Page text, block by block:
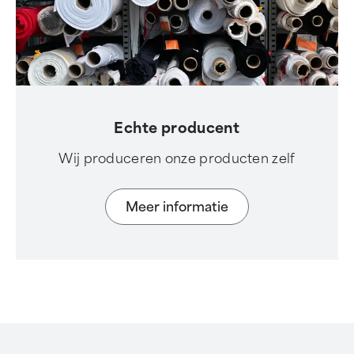
Echte producent
Wij produceren onze producten zelf
Meer informatie